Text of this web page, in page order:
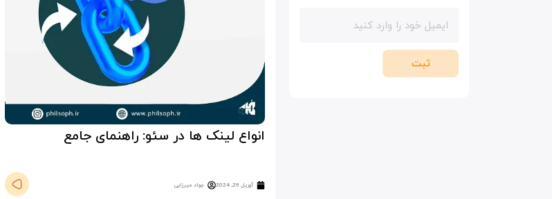
انواع لینک ها در سئو: راهنمای جامع
آوریل 29, 2024 جواد میرزایی
ثبت